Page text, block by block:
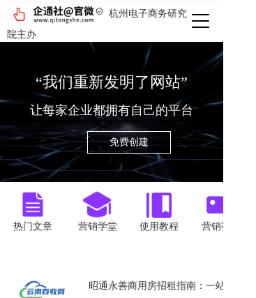
杭州电子商务研究
院主办
“我们重新发明了网站”
让每家企业都拥有自己的平台
免费创建
热门文章 营销学堂 使用教程 营销视频
按钮 按钮 按钮 按钮
昭通永善商用房招租指南：一站式整